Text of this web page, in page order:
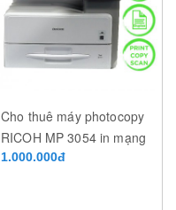
Cho thuê máy photocopy
RICOH MP 3054 in mạng
tốc độ 30 trang/phút
1.000.000đ